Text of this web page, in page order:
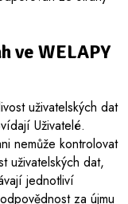
ve WELAPY
uživatelských dat
Uživatelé.
nemůže kontrolovat
uživatelských dat,
jednotliví
za újmu